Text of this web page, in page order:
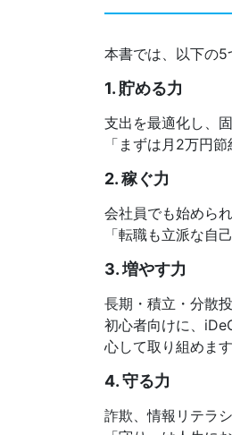
本書では、以下の5
1. 貯める力
支出を最適化し、
「まずは月2万円
2.稼ぐ力
会社員でも始めら
「転職も立派な自
3.増やす力
長期・積立・分散
初心者向けに、
心して取り組めます
4.守る力
詐欺、情報リテラ